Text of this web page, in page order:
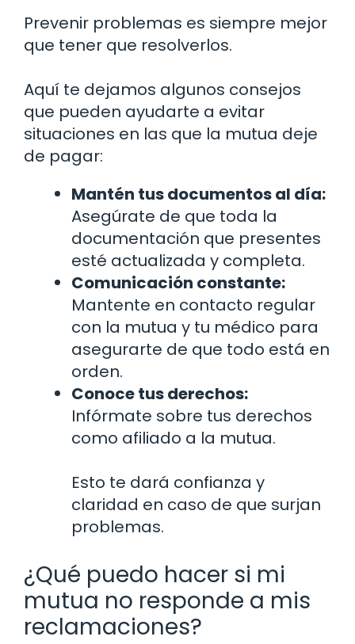
Prevenir problemas es siempre mejor
que tener que resolverlos.
Aquí te dejamos algunos consejos
que pueden ayudarte a evitar
situaciones en las que la mutua deje
de pagar:
Mantén tus documentos al día:
Asegúrate de que toda la
documentación que presentes
esté actualizada y completa.
Comunicación constante:
Mantente en contacto regular
con la mutua y tu médico para
asegurarte de que todo está en
orden.
Conoce tus derechos:
Infórmate sobre tus derechos
como afiliado a la mutua.
Esto te dará confianza y
claridad en caso de que surjan
problemas.
¿Qué puedo hacer si mi
mutua no responde a mis
reclamaciones?